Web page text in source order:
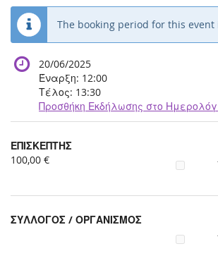
The booking period for this event
20/06/2025
Έναρξη: 12:00
Τέλος: 13:30
Προσθήκη Εκδήλωσης στο
Προϊόντα
Uncategorized
ΕΠΙΣΚΕΠΤΗΣ
100,00 €
ΣΥΛΛΟΓΟΣ / ΟΡΓΑΝΙΣΜΟΣ